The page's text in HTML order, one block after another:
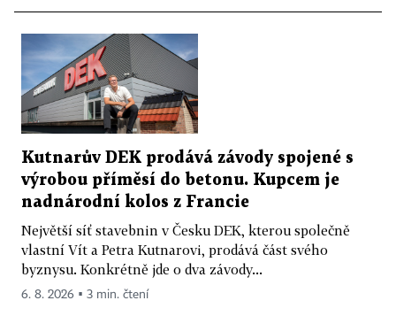
Kutnarův DEK prodává závody spojené s
výrobou příměsí do betonu. Kupcem je
nadnárodní kolos z Francie
Největší síť stavebnin v Česku DEK, kterou společně
vlastní Vít a Petra Kutnarovi, prodává část svého
byznysu. Konkrétně jde o dva závody...
6. 8. 2026 ▪ 3 min. čtení